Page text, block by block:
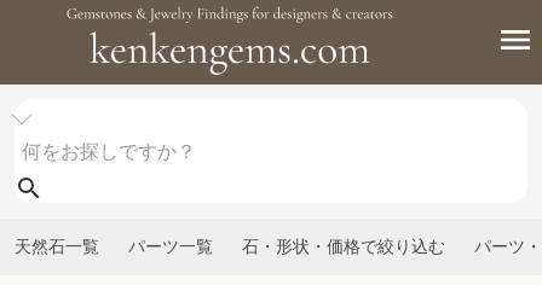
天然石一覧 パーツ一覧 石・形状・価格で絞り込む パーツ